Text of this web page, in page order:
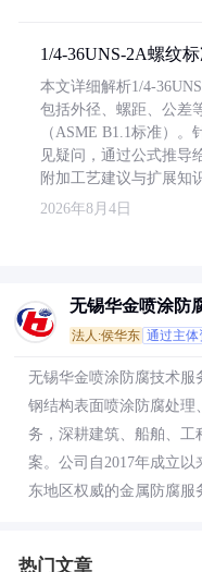
1/4-36UNS-2A螺纹
本文详细解析1/4-
包括外径、螺距、公差
（ASME B1.1标准）。
见疑问，通过公式推导
附加工艺建议与扩展知
2026年8月4日
无锡华金喷涂防
法人:侯华东 通过主体
无锡华金喷涂防腐技术服
钢结构表面喷涂防腐处理
务，深耕建筑、船舶、工
案。公司自2017年成立
东地区权威的金属防腐服
热门文章